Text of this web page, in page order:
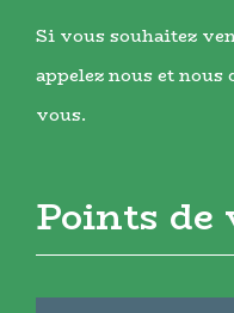
Si vous souhaitez
appelez nous et
vous.
Points de